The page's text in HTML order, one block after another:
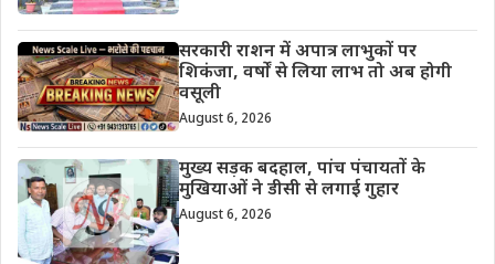
सरकारी राशन में अपात्र लाभुकों पर
शिकंजा, वर्षों से लिया लाभ तो अब होगी
वसूली
August 6, 2026
मुख्य सड़क बदहाल, पांच पंचायतों के
मुखियाओं ने डीसी से लगाई गुहार
August 6, 2026